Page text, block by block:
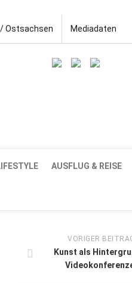
Ostsachsen Mediadaten
AUSFLUG & REISE
VORIGER
Kunst als